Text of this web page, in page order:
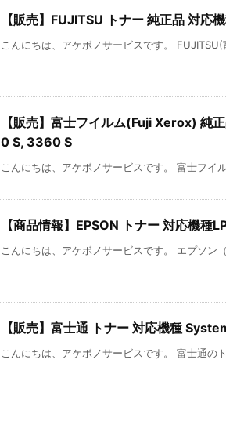
【販売】FUJITSU トナー 純正品 対応
こんにちは、アケボノサービスです。
【販売】富士フイルム(Fuji Xerox)
0 S, 3360 S
こんにちは、アケボノサービスです。 富士フイ
【商品情報】EPSON トナー 対応機
こんにちは、アケボノサービスです。 エプソン
【販売】富士通 トナー 対応機種
こんにちは、アケボノサービスです。 富士通の